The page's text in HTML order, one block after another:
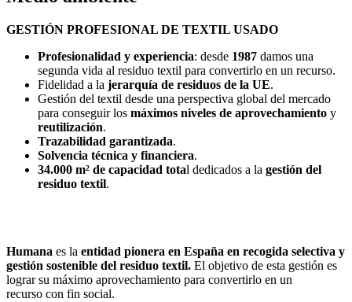
GESTIÓN PROFESIONAL DE TEXTIL USADO
Profesionalidad y experiencia: desde 1987 damos una
segunda vida al residuo textil para convertirlo en un recurso.
Fidelidad a la jerarquía de residuos de la UE.
Gestión del textil desde una perspectiva global del mercado
para conseguir los máximos niveles de aprovechamiento y
reutilización.
Trazabilidad garantizada.
Solvencia técnica y financiera.
34.000 m² de capacidad total dedicados a la gestión del
residuo textil.
Humana es la entidad pionera en España en recogida selectiva y
gestión sostenible del residuo textil. El objetivo de esta gestión es
lograr su máximo aprovechamiento para convertirlo en un
recurso con fin social.